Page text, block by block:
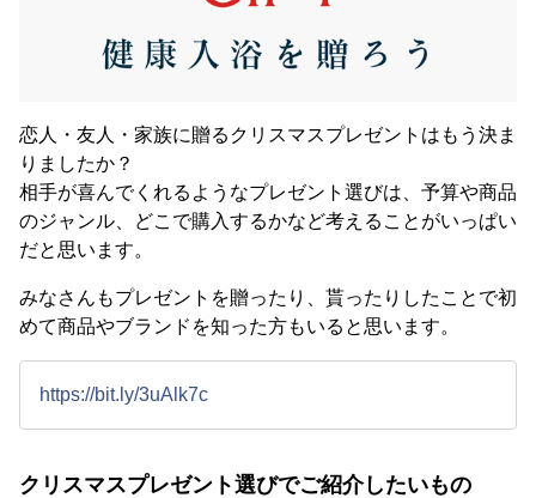
恋人・友人・家族に贈るクリスマスプレゼントはもう決ま
りましたか？
相手が喜んでくれるようなプレゼント選びは、予算や商品
のジャンル、どこで購入するかなど考えることがいっぱい
だと思います。
みなさんもプレゼントを贈ったり、貰ったりしたことで初
めて商品やブランドを知った方もいると思います。
https://bit.ly/3uAlk7c
クリスマスプレゼント選びでご紹介したいもの